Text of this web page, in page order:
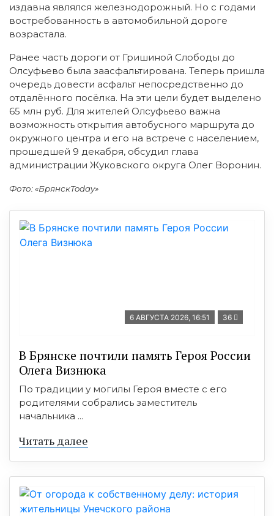
издавна являлся железнодорожный. Но с годами
востребованность в автомобильной дороге
возрастала.
Ранее часть дороги от Гришиной Слободы до
Олсуфьево была заасфальтирована. Теперь пришла
очередь довести асфальт непосредственно до
отдалённого посёлка. На эти цели будет выделено
65 млн руб. Для жителей Олсуфьево важна
возможность открытия автобусного маршрута до
окружного центра и его на встрече с населением,
прошедшей 9 декабря, обсудил глава
администрации Жуковского округа Олег Воронин.
Фото: «БрянскToday»
6 АВГУСТА 2026, 16:51 36
В Брянске почтили память Героя России
Олега Визнюка
По традиции у могилы Героя вместе с его
родителями собрались заместитель
начальника ...
Читать далее